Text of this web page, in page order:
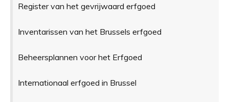
Register van het gevrijwaard erfgoed
Inventarissen van het Brussels erfgoed
Beheersplannen voor het Erfgoed
Internationaal erfgoed in Brussel